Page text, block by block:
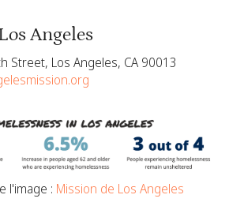
Angeles
Street, Los Angeles, CA 90013
l'image : Mission de Los Angeles